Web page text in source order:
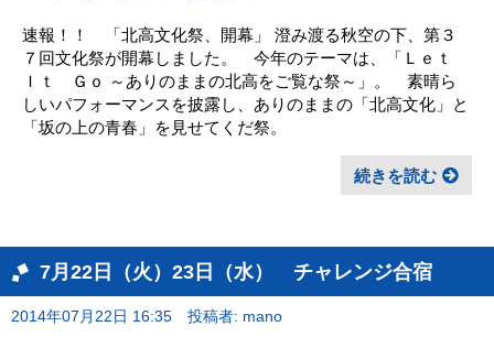
速報！！ 「北高文化祭、開幕」 澄み渡る秋空の下、第３
７回文化祭が開幕しました。 今年のテーマは、「Ｌｅｔ
Ｉｔ Ｇｏ ～ありのままの北高をご覧な祭～」。 素晴ら
しいパフォーマンスを披露し、ありのままの「北高文化」と
「坂の上の青春」を見せてくだ祭。
続きを読む
7月22日（火）23日（水） チャレンジ合宿
2014年07月22日 16:35 投稿者: mano